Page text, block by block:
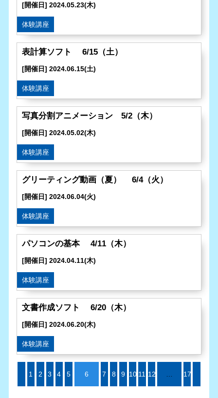
[開催日] 2024.05.23(木)
体験講座
表計算ソフト 6/15（土）
[開催日] 2024.06.15(土)
体験講座
写真分割アニメーション 5/2（木）
[開催日] 2024.05.02(木)
体験講座
グリーティング動画（夏） 6/4（火）
[開催日] 2024.06.04(火)
体験講座
パソコンの基本 4/11（木）
[開催日] 2024.04.11(木)
体験講座
文書作成ソフト 6/20（木）
[開催日] 2024.06.20(木)
体験講座
«1 2 3 4 5 6 7 8 9 10 11 12 17